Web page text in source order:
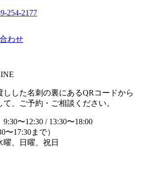
254-2177
わせ
しした名刺の裏にあるQRコードから
て、ご予約・ご相談ください。
9:30〜12:30 / 13:30〜18:00
〜17:30まで）
曜、日曜、祝日